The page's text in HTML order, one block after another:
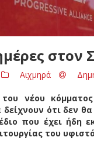
στον
Αιχμηρά
νέου
ότι δεν
που έχει ήδη
του